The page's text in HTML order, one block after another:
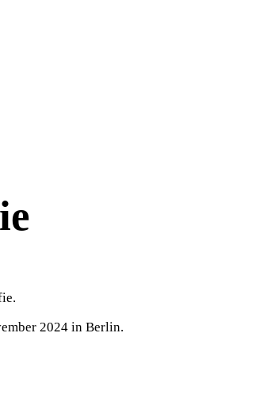
2024 in Berlin.